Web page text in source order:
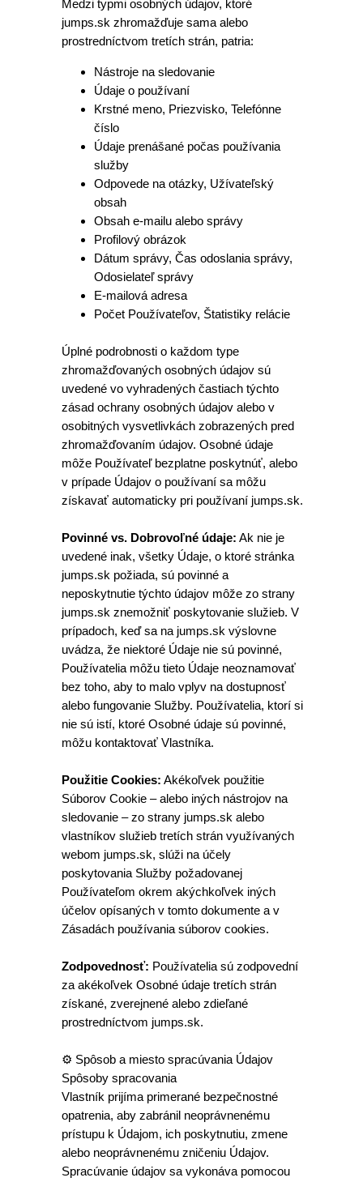
Medzi typmi osobných údajov, ktoré
jumps.sk zhromažďuje sama alebo
prostredníctvom tretích strán, patria:
Nástroje na sledovanie
Údaje o používaní
Krstné meno, Priezvisko, Telefónne
číslo
Údaje prenášané počas používania
služby
Odpovede na otázky, Užívateľský
obsah
Obsah e-mailu alebo správy
Profilový obrázok
Dátum správy, Čas odoslania správy,
Odosielateľ správy
E-mailová adresa
Počet Používateľov, Štatistiky relácie
Úplné podrobnosti o každom type
zhromažďovaných osobných údajov sú
uvedené vo vyhradených častiach týchto
zásad ochrany osobných údajov alebo v
osobitných vysvetlivkách zobrazených pred
zhromažďovaním údajov. Osobné údaje
môže Používateľ bezplatne poskytnúť, alebo
v prípade Údajov o používaní sa môžu
získavať automaticky pri používaní jumps.sk.
Povinné vs. Dobrovoľné údaje: Ak nie je
uvedené inak, všetky Údaje, o ktoré stránka
jumps.sk požiada, sú povinné a
neposkytnutie týchto údajov môže zo strany
jumps.sk znemožniť poskytovanie služieb. V
prípadoch, keď sa na jumps.sk výslovne
uvádza, že niektoré Údaje nie sú povinné,
Používatelia môžu tieto Údaje neoznamovať
bez toho, aby to malo vplyv na dostupnosť
alebo fungovanie Služby. Používatelia, ktorí si
nie sú istí, ktoré Osobné údaje sú povinné,
môžu kontaktovať Vlastníka.
Použitie Cookies: Akékoľvek použitie
Súborov Cookie – alebo iných nástrojov na
sledovanie – zo strany jumps.sk alebo
vlastníkov služieb tretích strán využívaných
webom jumps.sk, slúži na účely
poskytovania Služby požadovanej
Používateľom okrem akýchkoľvek iných
účelov opísaných v tomto dokumente a v
Zásadách používania súborov cookies.
Zodpovednosť: Používatelia sú zodpovední
za akékoľvek Osobné údaje tretích strán
získané, zverejnené alebo zdieľané
prostredníctvom jumps.sk.
⚙️ Spôsob a miesto spracúvania Údajov
Spôsoby spracovania
Vlastník prijíma primerané bezpečnostné
opatrenia, aby zabránil neoprávnenému
prístupu k Údajom, ich poskytnutiu, zmene
alebo neoprávnenému zničeniu Údajov.
Spracúvanie údajov sa vykonáva pomocou